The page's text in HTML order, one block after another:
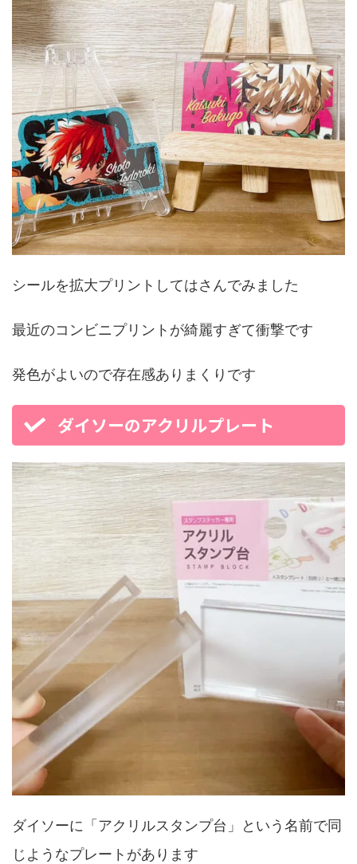
シールを拡大プリントしてはさんでみました
最近のコンビニプリントが綺麗すぎて衝撃です
発色がよいので存在感ありまくりです
ダイソーのアクリルプレート
ダイソーに「アクリルスタンプ台」という名前で同
じようなプレートがあります